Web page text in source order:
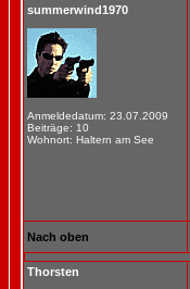
summerwind1970
Anmeldedatum: 23.07.2009
Beiträge: 10
Wohnort: Haltern am See
Nach oben
Thorsten